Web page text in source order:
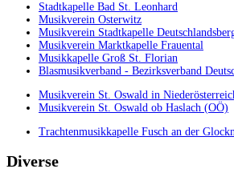
Stadtkapelle Bad St. Leonhard
Musikverein Osterwitz
Musikverein Stadtkapelle
Musikverein Marktkapelle Frauental
Musikkapelle Groß St. Florian
Blasmusikverband - Bezirksverband
Musikverein St. Oswald in
Musikverein St. Oswald ob Haslach (OÖ)
Trachtenmusikkapelle Fusch an der
Diverse